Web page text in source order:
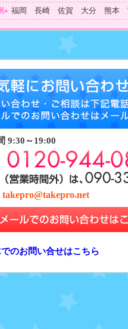
» 福岡 長崎 佐賀 大分 熊本
9:30～19:00
takepro@takepro.net